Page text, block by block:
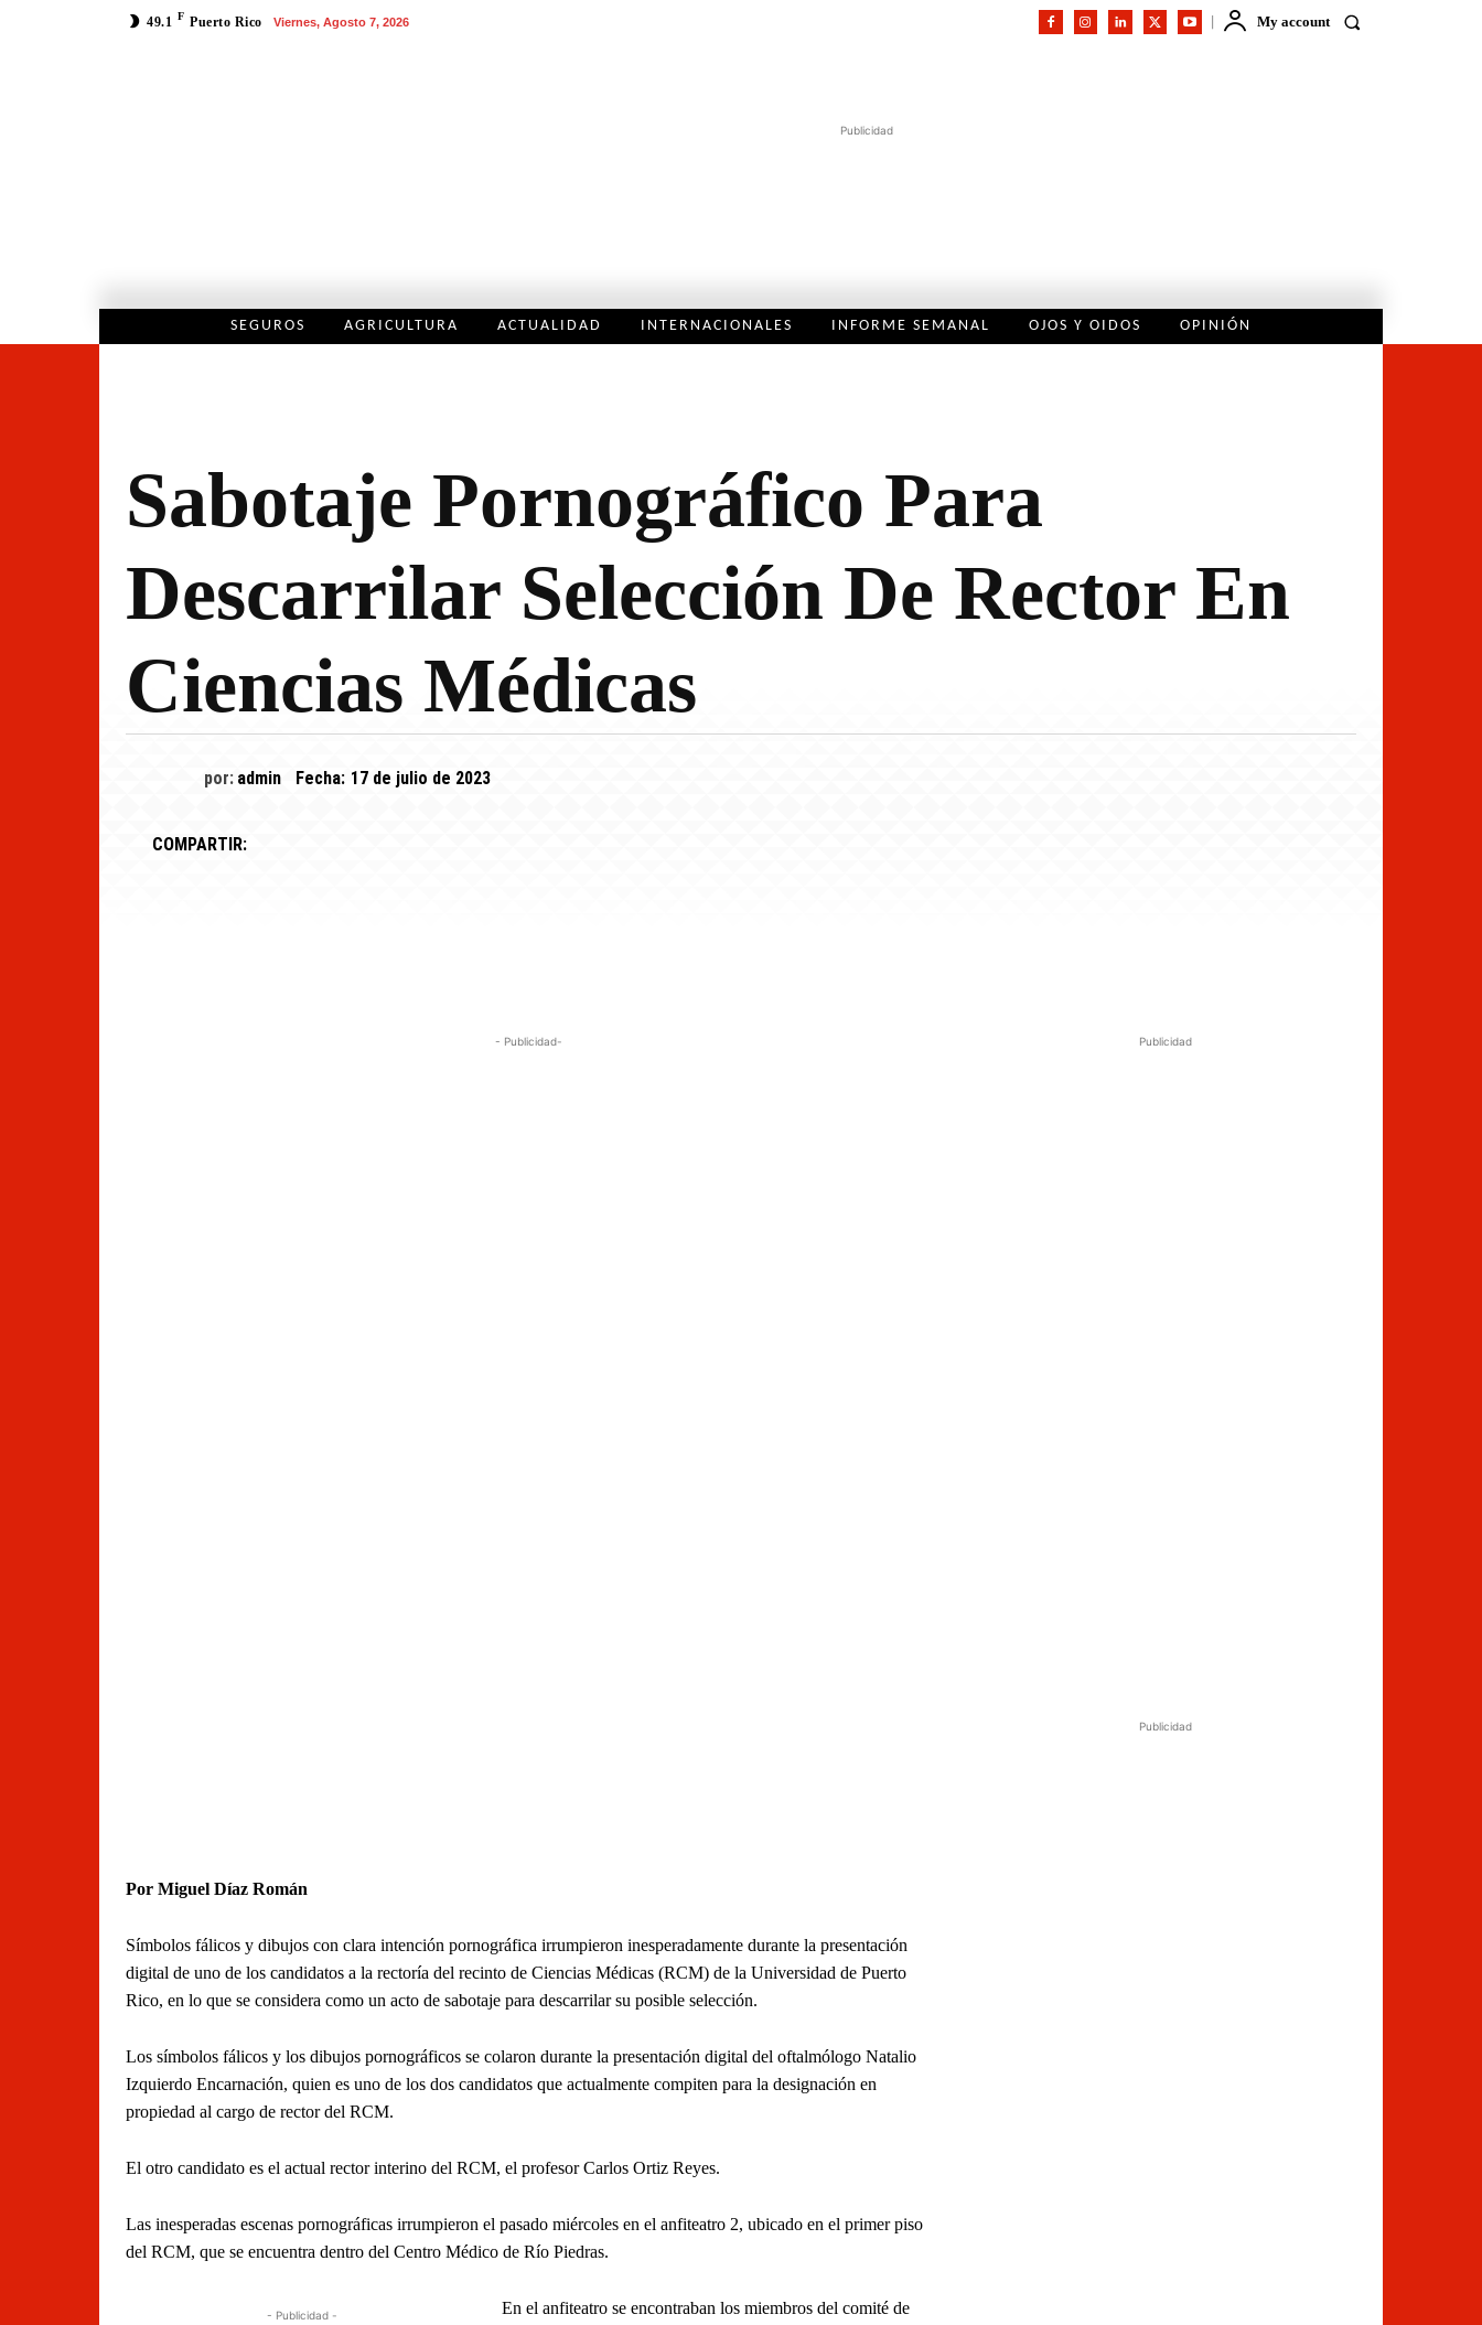
49.1 F Puerto Rico Viernes, Agosto 7, 2026 My account
Publicidad
SEGUROS AGRICULTURA ACTUALIDAD INTERNACIONALES INFORME SEMANAL OJOS Y OIDOS OPINIÓN
Sabotaje Pornográfico Para
Descarrilar Selección De Rector En
Ciencias Médicas
por: admin Fecha: 17 de julio de 2023
COMPARTIR:
- Publicidad-
Por Miguel Díaz Román
Símbolos fálicos y dibujos con clara intención pornográfica irrumpieron inesperadamente durante la presentación
digital de uno de los candidatos a la rectoría del recinto de Ciencias Médicas (RCM) de la Universidad de Puerto
Rico, en lo que se considera como un acto de sabotaje para descarrilar su posible selección.
Los símbolos fálicos y los dibujos pornográficos se colaron durante la presentación digital del oftalmólogo Natalio
Izquierdo Encarnación, quien es uno de los dos candidatos que actualmente compiten para la designación en
propiedad al cargo de rector del RCM.
El otro candidato es el actual rector interino del RCM, el profesor Carlos Ortiz Reyes.
Las inesperadas escenas pornográficas irrumpieron el pasado miércoles en el anfiteatro 2, ubicado en el primer piso
del RCM, que se encuentra dentro del Centro Médico de Río Piedras.
- Publicidad -
En el anfiteatro se encontraban los miembros del comité de
Publicidad
Publicidad